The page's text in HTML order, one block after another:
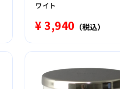
ワイト
¥ 3,940 （税込）